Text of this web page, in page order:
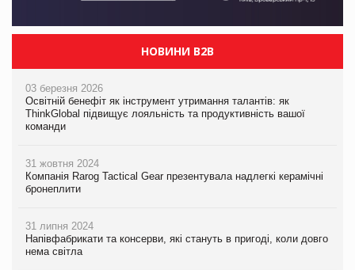
НОВИНИ B2B
03 березня 2026
Освітній бенефіт як інструмент утримання талантів: як
ThinkGlobal підвищує лояльність та продуктивність вашої
команди
31 жовтня 2024
Компанія Rarog Tactical Gear презентувала надлегкі керамічні
бронеплити
31 липня 2024
Напівфабрикати та консерви, які стануть в пригоді, коли довго
нема світла